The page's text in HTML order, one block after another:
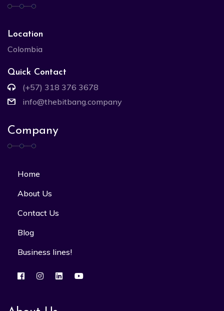
Location
Colombia
Quick Contact
(+57) 318 376 3678
info@thebitbang.company
Company
Home
About Us
Contact Us
Blog
Business lines!